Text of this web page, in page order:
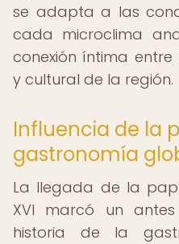
se adapta a las
cada microclima
conexión íntima
y cultural de la región.
Influencia de la
gastronomía
La llegada de la
XVI marcó un
historia de la